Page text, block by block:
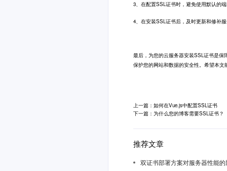
3、在配置SSL证书时，避免使用默认的
4、在安装SSL证书后，及时更新和修补
最后，为您的云服务器安装SSL证书是
保护您的网站和数据的安全性。希望本文
上一篇：如何在Vue.js中配置SSL证书
下一篇：为什么您的博客需要SSL证书？
推荐文章
双证书部署方案对服务器性能